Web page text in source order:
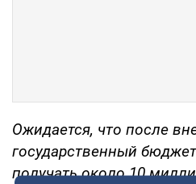
Ожидается, что после
государственный
получать около 10